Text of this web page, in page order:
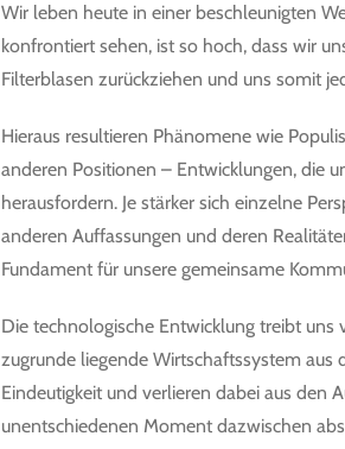
Wir leben heute in einer beschleunigten
konfrontiert sehen, ist so hoch, dass wir
Filterblasen zurückziehen und uns somit
Hieraus resultieren Phänomene wie
anderen Positionen – Entwicklungen, die
herausfordern. Je stärker sich einzelne
anderen Auffassungen und deren
Fundament für unsere gemeinsame
Die technologische Entwicklung treibt uns
zugrunde liegende Wirtschaftssystem
Eindeutigkeit und verlieren dabei aus den
unentschiedenen Moment dazwischen